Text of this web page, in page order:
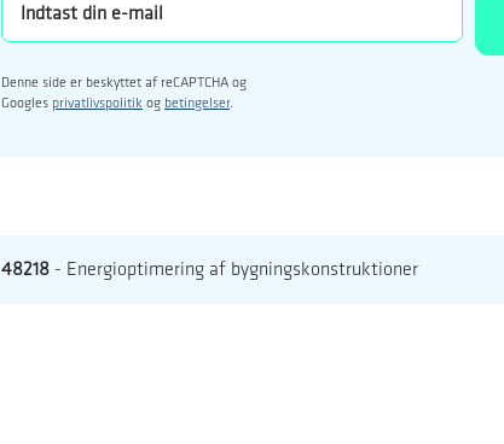
Denne side er beskyttet af reCAPTCHA og
Googles privatlivspolitik og betingelser.
48218 - Energioptimering af bygningskonstruktioner